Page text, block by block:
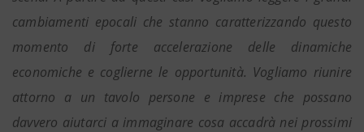
cambiamenti epocali che stanno caratterizzando questo
momento di forte accelerazione delle dinamiche
economiche e coglierne le opportunità. Vogliamo riunire
attorno a un tavolo persone e imprese che possano
davvero aiutarci a immaginare cosa accadrà nei prossimi